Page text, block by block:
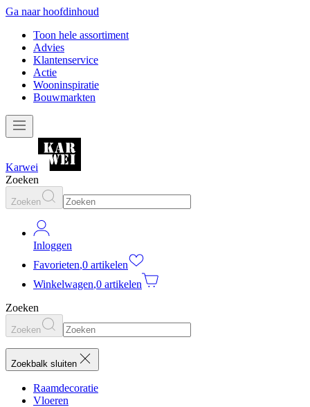
Ga naar hoofdinhoud
Toon hele assortiment
Advies
Klantenservice
Actie
Wooninspiratie
Bouwmarkten
Karwei
Zoeken
Zoeken
Inloggen
Favorieten,0 artikelen
Winkelwagen,0 artikelen
Zoeken
Zoeken
Zoekbalk sluiten
Raamdecoratie
Vloeren